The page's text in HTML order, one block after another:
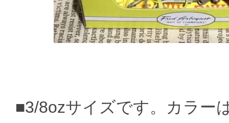
■3/8ozサイズです。カラー